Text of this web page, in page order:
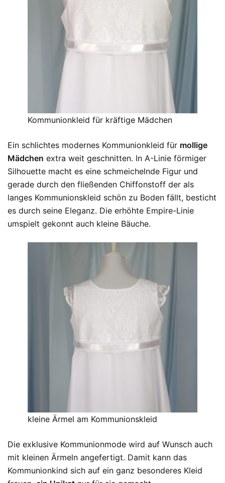
Kommunionkleid für kräftige Mädchen
Ein schlichtes modernes Kommunionkleid für mollige
Mädchen extra weit geschnitten. In A-Linie förmiger
Silhouette macht es eine schmeichelnde Figur und
gerade durch den fließenden Chiffonstoff der als
langes Kommunionskleid schön zu Boden fällt, besticht
es durch seine Eleganz. Die erhöhte Empire-Linie
umspielt gekonnt auch kleine Bäuche.
kleine Ärmel am Kommunionskleid
Die exklusive Kommunionmode wird auf Wunsch auch
mit kleinen Ärmeln angefertigt. Damit kann das
Kommunionkind sich auf ein ganz besonderes Kleid